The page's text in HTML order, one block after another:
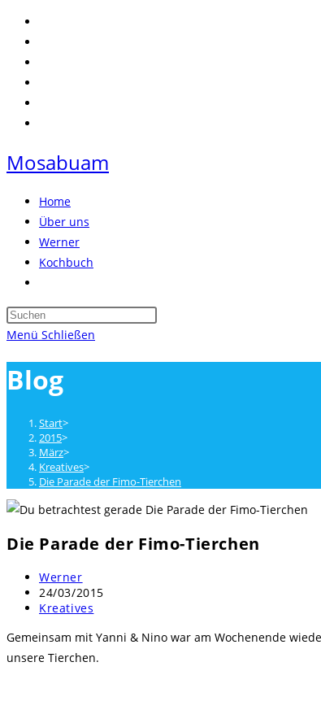
Zum
Inhalt
springen
Mosabuam
Home
Über uns
Werner
Kochbuch
umschalten
Press
Menü Schließen
Blog
Start>
2015>
März>
Kreatives>
Die Parade der Fimo-Tierchen
Die Parade der Fimo-Tierchen
Beitrags-
Autor:
Werner
Beitrag
veröffentlicht:
24/03/2015
Beitrags-
Kreatives
Gemeinsam mit Yanni & Nino war am Wochenende
unsere Tierchen.